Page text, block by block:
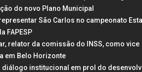
do novo Plano Municipal
São Carlos no campeonato
FAPESP
relator da comissão do INSS, como vice
em Belo Horizonte
diálogo institucional em prol do